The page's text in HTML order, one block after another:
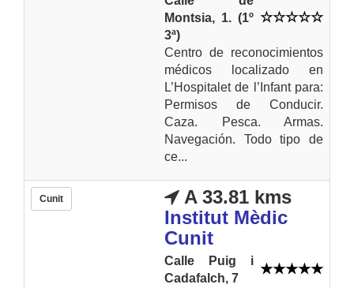
Montsia, 1. (1º
3ª)
Centro de reconocimientos
médicos localizado en
L’Hospitalet de l’Infant para:
Permisos de Conducir.
Caza. Pesca. Armas.
Navegación. Todo tipo de
ce...
Cunit
A 33.81 kms
Institut Mèdic
Cunit
Calle Puig i
Cadafalch, 7